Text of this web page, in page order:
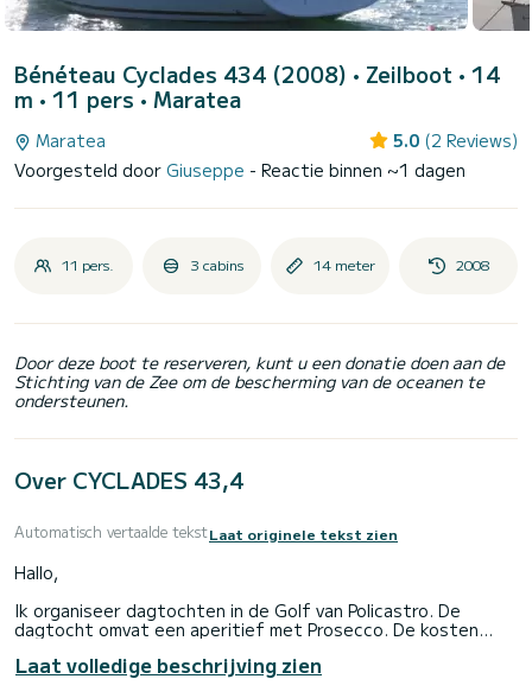
Bénéteau Cyclades 434 (2008) • Zeilboot • 14
m • 11 pers • Maratea
Maratea 5.0 (2 Reviews)
Voorgesteld door Giuseppe - Reactie binnen ~1 dagen
11 pers. 3 cabins 14 meter 2008
Door deze boot te reserveren, kunt u een donatie doen aan de
Stichting van de Zee om de bescherming van de oceanen te
ondersteunen.
Over CYCLADES 43,4
Automatisch vertaalde tekstLaat originele tekst zien
Hallo,
Ik organiseer dagtochten in de Golf van Policastro. De
dagtocht omvat een aperitief met Prosecco. De kosten
Het is ook mogelijk om de boot voor meerdere dagen te
Laat volledige beschrijving zien